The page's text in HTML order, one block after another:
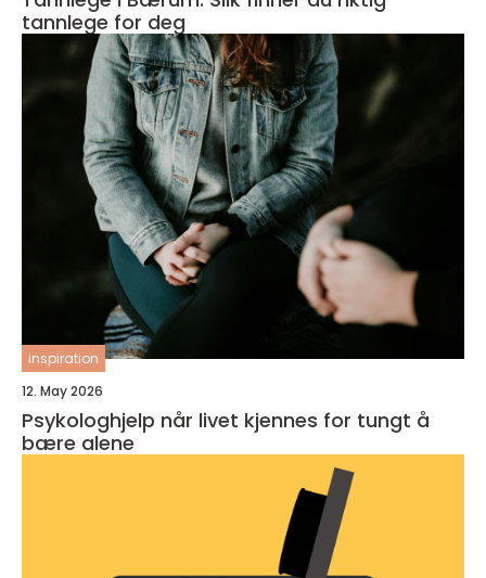
tannlege for deg
inspiration
12. May 2026
Psykologhjelp når livet kjennes for tungt å
bære alene